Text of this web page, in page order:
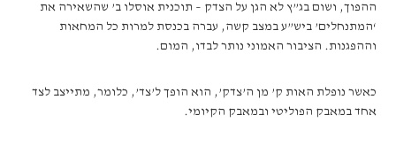
ההפוך, ושום בג”ץ לא הגן על הצדק – תוכנית אוסלו ב’ שהשאירה את
‘המתנחלים’ ביש”ע במצב קשה, עברה בכנסת למרות כל המחאות
וההפגנות. הציבור האמוני נותר לבדו, המום.
כאשר נופלת האות ק’ מן ה’צדק’, הוא הופך ל’צד’, כלומר, מתייצב לצד
אחד במאבק הפוליטי ובמאבק הקיומי.